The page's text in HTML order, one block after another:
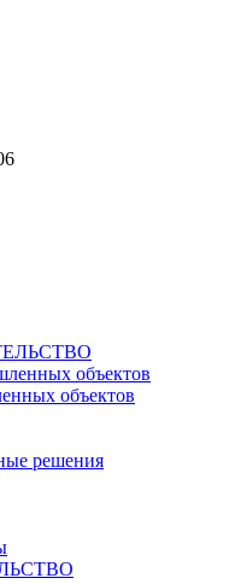
объектов
объектов
решения